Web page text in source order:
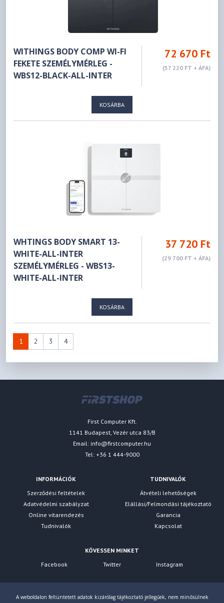
WITHINGS BODY COMP WI-FI
FEKETE SZEMÉLYMÉRLEG -
WBS12-BLACK-ALL-INTER
72 670 Ft
(57 220 FT + ÁFA)
KOSÁRBA
WHTINGS BODY SMART 13-
WHITE-ALL-INTER
SZEMÉLYMÉRLEG - WBS13-
WHITE-ALL-INTER
37 720 Ft
(29 700 FT + ÁFA)
KOSÁRBA
1 2 3 4
First Computer Kft.
1141 Budapest, Vezér utca 83/B
Email: info@firstcomputer.hu
Tel: +36 1 444-9000
INFORMÁCIÓK
Szerződési feltételek
Adatvédelmi szabályzat
Online vitarendezés
Tudnivalók
TUDNIVALÓK
Átvételi lehetőségek
Elállási/Felmondási tájékoztató
Garancia
Kapcsolat
KÖVESSEN MINKET
Facebook
Twitter Instagram
A weboldalon feltüntetett adatok kizárólag tájékoztató jellegűek, nem minősülnek